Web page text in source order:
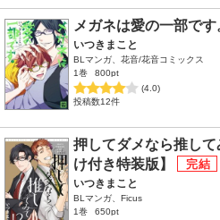
メガネは愛の一部です
いつきまこと
BLマンガ、花音/花音コミックス
1巻
800pt
(4.0)
投稿数12件
押してダメなら推し
け付き特装版】
いつきまこと
BLマンガ、Ficus
1巻
650pt